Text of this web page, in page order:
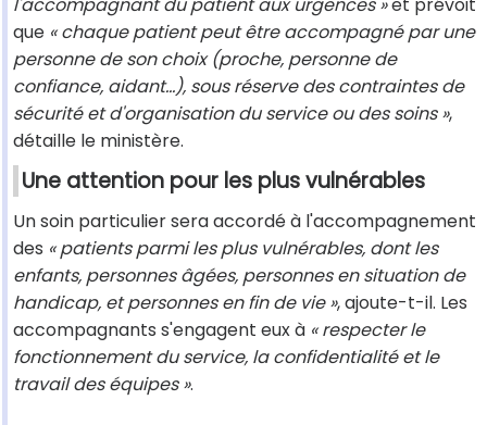
que « chaque patient peut être accompagné par une
personne de son choix (proche, personne de
confiance, aidant...), sous réserve des contraintes de
sécurité et d'organisation du service ou des soins »,
détaille le ministère.
Une attention pour les plus vulnérables
Un soin particulier sera accordé à l'accompagnement
des « patients parmi les plus vulnérables, dont les
enfants, personnes âgées, personnes en situation de
handicap, et personnes en fin de vie », ajoute-t-il. Les
accompagnants s'engagent eux à « respecter le
fonctionnement du service, la confidentialité et le
travail des équipes ».